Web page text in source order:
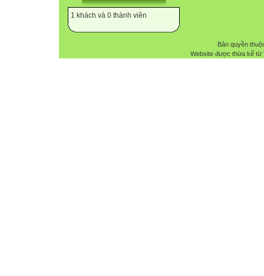
1 khách và 0 thành viên
Bản quyền
Website được thừa kế từ